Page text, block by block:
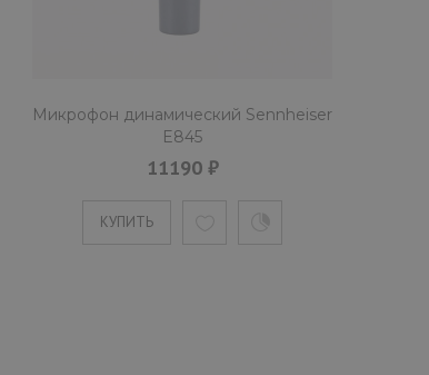
Микрофон динамический Sennheiser
E845
11190 ₽
КУПИТЬ